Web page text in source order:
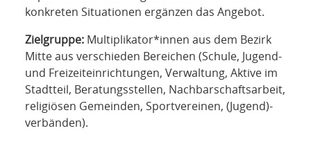
konkreten Situationen ergänzen das Angebot.
Zielgruppe: Multiplikator*innen aus dem Bezirk
Mitte aus verschieden Bereichen (Schule, Jugend-
und Freizeiteinrichtungen, Verwaltung, Aktive im
Stadtteil, Beratungsstellen, Nachbarschaftsarbeit,
religiösen Gemeinden, Sportvereinen, (Jugend)-
verbänden).